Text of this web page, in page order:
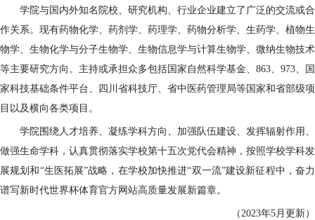
学院与国内外知名院校、研究机构、行业企业建立了广泛的交流或合
作关系。现有药物化学、药剂学、药理学、药物分析学、生药学、植物生
物学、生物化学与分子生物学、生物信息学与计算生物学、微纳生物技术
等主要研究方向。主持或承担众多包括国家自然科学基金、 863、973、国
家科技基础条件平台、四川省科技厅、省中医药管理局等国家和省部级项
目以及横向各类项目。
学院围绕人才培养、凝练学科方向、加强队伍建设、发挥辐射作用、
做强生命学科，认真贯彻落实学校第十五次党代会精神，按照学校学科发
展规划和 “生医拓展”战略，在学校加快推进“双一流”建设新征程中，奋力
谱写新时代世界杯体育官方网站高质量发展新篇章。
（2023年5月更新）